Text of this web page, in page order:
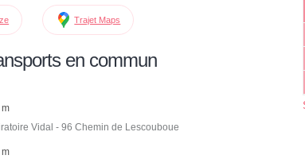
Trajet Maps
en commun
Vidal - 96 Chemin de Lescouboue